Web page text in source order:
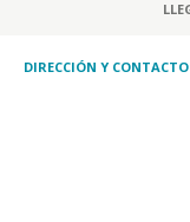
DIRECCIÓN Y CONTACTO